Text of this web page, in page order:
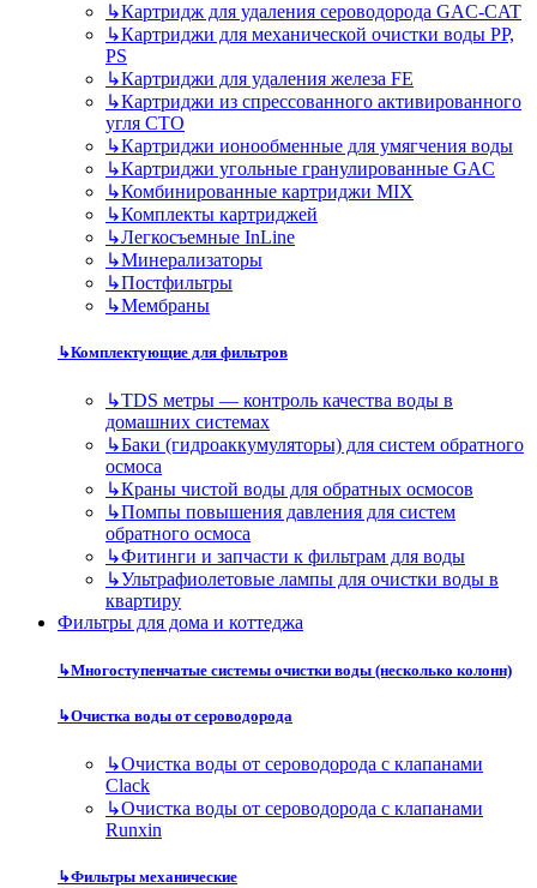
↳Картридж для удаления сероводорода GAC-CAT
↳Картриджи для механической очистки воды PP,
PS
↳Картриджи для удаления железа FE
↳Картриджи из спрессованного активированного
угля CTO
↳Картриджи ионообменные для умягчения воды
↳Картриджи угольные гранулированные GAC
↳Комбинированные картриджи MIX
↳Комплекты картриджей
↳Легкосъемные InLine
↳Минерализаторы
↳Постфильтры
↳Мембраны
↳Комплектующие для фильтров
↳TDS метры — контроль качества воды в
домашних системах
↳Баки (гидроаккумуляторы) для систем обратного
осмоса
↳Краны чистой воды для обратных осмосов
↳Помпы повышения давления для систем
обратного осмоса
↳Фитинги и запчасти к фильтрам для воды
↳Ультрафиолетовые лампы для очистки воды в
квартиру
Фильтры для дома и коттеджа
↳Многоступенчатые системы очистки воды (несколько колонн)
↳Очистка воды от сероводорода
↳Очистка воды от сероводорода с клапанами
Clack
↳Очистка воды от сероводорода с клапанами
Runxin
↳Фильтры механические